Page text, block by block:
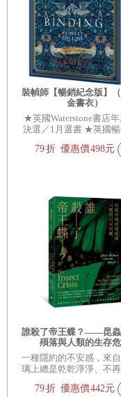
裝幀師【暢銷紀念版】
金書衣）
★英國Waterstone書店
決選／1月選書 ★英國
320,000本 ★英國亞馬遜
UK編輯精選推薦
79折 優惠價498元
誰殺了帝王蝶？——昆
殞落與人類的生存
一種隱約的不安感，來
璃上總是乾乾淨淨、不
的蟲翅 ⊱ 外面的路燈也
成群飛蟲圍繞……
79折 優惠價442元